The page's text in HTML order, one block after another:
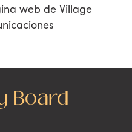
web de Village
Board